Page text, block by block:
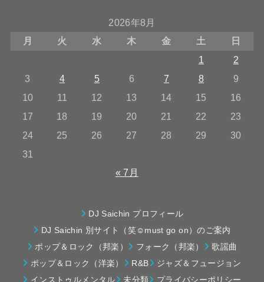
2026年8月
月
火 水 木 金 土
日
1
2
3
4 5 6 7 8
9
10
11 12 13 14 15
16
17
18 19 20 21 22
23
24
25 26 27 28 29
30
31
« 7月
DJ Saichin プロフィール
DJ Saichin 別サイト（笑☺must go on）のご案内
ポップ＆ロック（邦楽）
フォーク（邦楽）
歌謡曲
ポップ＆ロック（洋楽）
R&B
ジャズ＆フュージョン
インストゥルメンタル
未分類 プライバシーポリシー